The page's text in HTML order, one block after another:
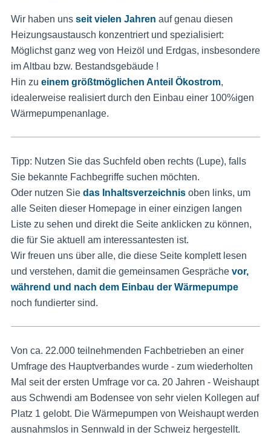
Wir haben uns seit vielen Jahren auf genau diesen
Heizungsaustausch konzentriert und spezialisiert:
Möglichst ganz weg von Heizöl und Erdgas, insbesondere
im Altbau bzw. Bestandsgebäude !
Hin zu einem größtmöglichen Anteil Ökostrom,
idealerweise realisiert durch den Einbau einer 100%igen
Wärmepumpenanlage.
Tipp: Nutzen Sie das Suchfeld oben rechts (Lupe), falls
Sie bekannte Fachbegriffe suchen möchten.
Oder nutzen Sie das Inhaltsverzeichnisoben links, um
alle Seiten dieser Homepage in einer einzigen langen
Liste zu sehen und direkt die Seite anklicken zu können,
die für Sie aktuell am interessantesten ist.
Wir freuen uns über alle, die diese Seite komplett lesen
und verstehen, damit die gemeinsamen Gespräche vor,
während und nach dem Einbau der Wärmepumpe
noch fundierter sind.
Von ca. 22.000 teilnehmenden Fachbetrieben an einer
Umfrage des Hauptverbandes wurde - zum wiederholten
Mal seit der ersten Umfrage vor ca. 20 Jahren - Weishaupt
aus Schwendi am Bodensee von sehr vielen Kollegen auf
Platz 1 gelobt. Die Wärmepumpen von Weishaupt werden
ausnahmslos in Sennwald in der Schweiz hergestellt.